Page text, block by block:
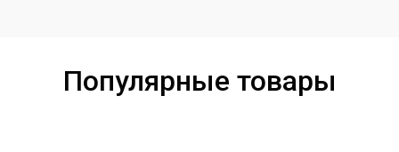
Популярные товары